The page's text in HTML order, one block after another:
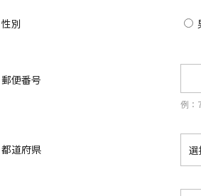
性別
郵便番号
例：
都道府県